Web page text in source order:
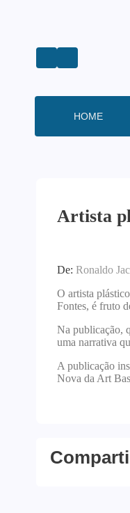
HOME
Artista
De: Ronaldo
O artista
Fontes, é fruto
Na publicação,
uma narrativa
A publicação
Nova da Art